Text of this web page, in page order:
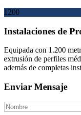
1200
Instalaciones de
Equipada con 1.200
extrusión de perfiles
además de completas
Enviar Mensaje